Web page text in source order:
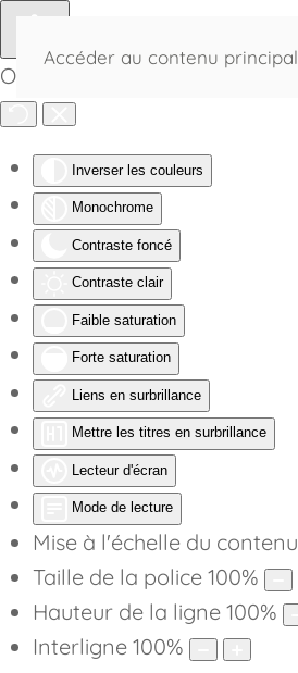
Outils d'accessibilité
Inverser les couleurs
Monochrome
Contraste foncé
Contraste clair
Faible saturation
Forte saturation
Liens en surbrillance
Mettre les titres en surbrillance
Lecteur d'écran
Mode de lecture
Mise à l'échelle du contenu
Taille de la police 100%
Hauteur de la ligne 100%
Interligne 100%
Accéder au contenu principal